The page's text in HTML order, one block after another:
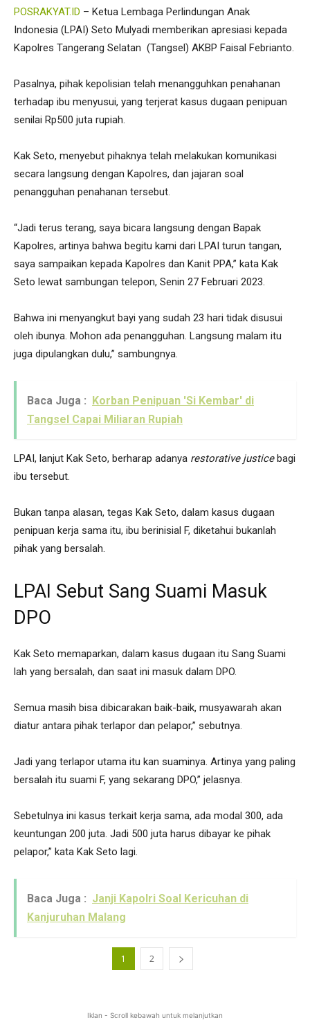
POSRAKYAT.ID – Ketua Lembaga Perlindungan Anak
Indonesia (LPAI) Seto Mulyadi memberikan apresiasi kepada
Kapolres Tangerang Selatan (Tangsel) AKBP Faisal Febrianto.
Pasalnya, pihak kepolisian telah menangguhkan penahanan
terhadap ibu menyusui, yang terjerat kasus dugaan penipuan
senilai Rp500 juta rupiah.
Kak Seto, menyebut pihaknya telah melakukan komunikasi
secara langsung dengan Kapolres, dan jajaran soal
penangguhan penahanan tersebut.
“Jadi terus terang, saya bicara langsung dengan Bapak
Kapolres, artinya bahwa begitu kami dari LPAI turun tangan,
saya sampaikan kepada Kapolres dan Kanit PPA,” kata Kak
Seto lewat sambungan telepon, Senin 27 Februari 2023.
Bahwa ini menyangkut bayi yang sudah 23 hari tidak disusui
oleh ibunya. Mohon ada penangguhan. Langsung malam itu
juga dipulangkan dulu,” sambungnya.
Baca Juga : Korban Penipuan 'Si Kembar' di
Tangsel Capai Miliaran Rupiah
LPAI, lanjut Kak Seto, berharap adanya restorative justicebagi
ibu tersebut.
Bukan tanpa alasan, tegas Kak Seto, dalam kasus dugaan
penipuan kerja sama itu, ibu berinisial F, diketahui bukanlah
pihak yang bersalah.
LPAI Sebut Sang Suami Masuk
DPO
Kak Seto memaparkan, dalam kasus dugaan itu Sang Suami
lah yang bersalah, dan saat ini masuk dalam DPO.
Semua masih bisa dibicarakan baik-baik, musyawarah akan
diatur antara pihak terlapor dan pelapor,” sebutnya.
Jadi yang terlapor utama itu kan suaminya. Artinya yang paling
bersalah itu suami F, yang sekarang DPO,” jelasnya.
Sebetulnya ini kasus terkait kerja sama, ada modal 300, ada
keuntungan 200 juta. Jadi 500 juta harus dibayar ke pihak
pelapor,” kata Kak Seto lagi.
Baca Juga : Janji Kapolri Soal Kericuhan di
Kanjuruhan Malang
1 2
Iklan - Scroll kebawah untuk melanjutkan